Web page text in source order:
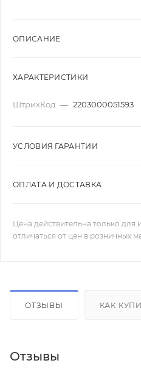
ОПИСАНИЕ
ХАРАКТЕРИСТИКИ
ШтрихКод — 2203000051593
УСЛОВИЯ ГАРАНТИИ
ОПЛАТА И ДОСТАВКА
Цена действительна только для
отличаться от цен в розничных
ОТЗЫВЫ КАК
Отзывы